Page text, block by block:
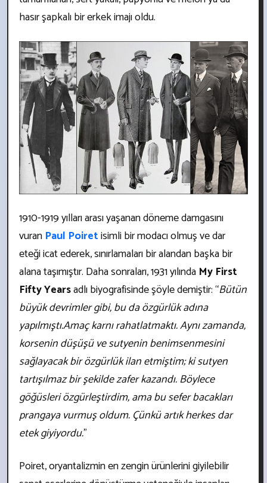
hasır şapkalı bir erkek imajı oldu.
1910-1919 yılları arası yaşanan döneme damgasını
vuran Paul Poiretisimli bir modacı olmuş ve dar
eteği icat ederek, sınırlamaları bir alandan başka bir
alana taşımıştır. Daha sonraları, 1931 yılında My First
Fifty Yearsadlı biyografisinde şöyle demiştir: “Bütün
büyük devrimler gibi, bu da özgürlük adına
yapılmıştı.Amaç karnı rahatlatmaktı. Aynı zamanda,
korsenin düşüşü ve sutyenin benimsenmesini
sağlayacak bir özgürlük ilan etmiştim; ki sutyen
tartışılmaz bir şekilde zafer kazandı. Böylece
göğüsleri özgürleştirdim, ama bu sefer bacakları
prangaya vurmuş oldum. Çünkü artık herkes dar
etek giyiyordu.”
Poiret, oryantalizmin en zengin ürünlerini giyilebilir